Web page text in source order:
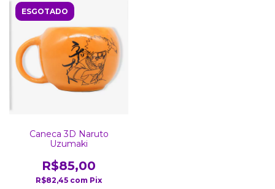
ESGOTADO
Caneca 3D Naruto
Uzumaki
R$85,00
R$82,45 com Pix